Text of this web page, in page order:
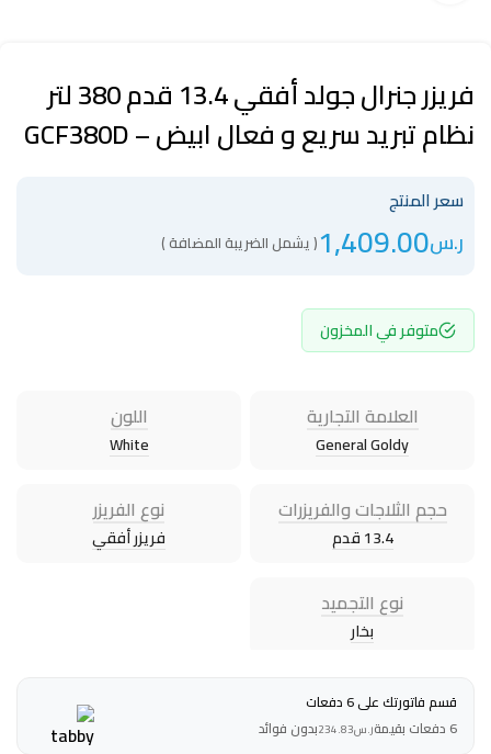
فريزر جنرال جولد أفقي 13.4 قدم 380 لتر
نظام تبريد سريع و فعال ابيض – GCF380D
سعر المنتج
ر.س1,409.00( يشمل الضريبة المضافة )
متوفر في المخزون
العلامة التجارية
General Goldy
اللون
White
حجم الثلاجات والفريزرات
13.4 قدم
نوع الفريزر
فريزر أفقي
نوع التجميد
بخار
قسم فاتورتك على 6 دفعات
6 دفعات بقيمة
ر.س234.83بدون فوائد